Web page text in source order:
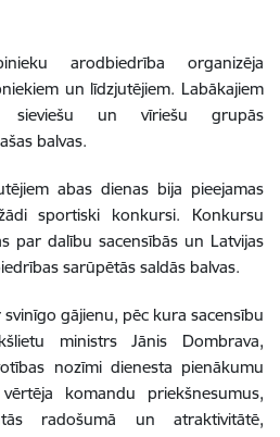
arodbiedrība organizēja
un līdzjutējiem. Labākajiem
sieviešu un vīriešu grupās
balvas.
abas dienas bija pieejamas
sportiski konkursi. Konkursu
par dalību sacensībās un Latvijas
sarūpētās saldās balvas.
gājienu, pēc kura sacensību
ministrs Jānis Dombrava,
nozīmi dienesta pienākumu
komandu priekšnesumus,
radošumā un atraktivitātē,